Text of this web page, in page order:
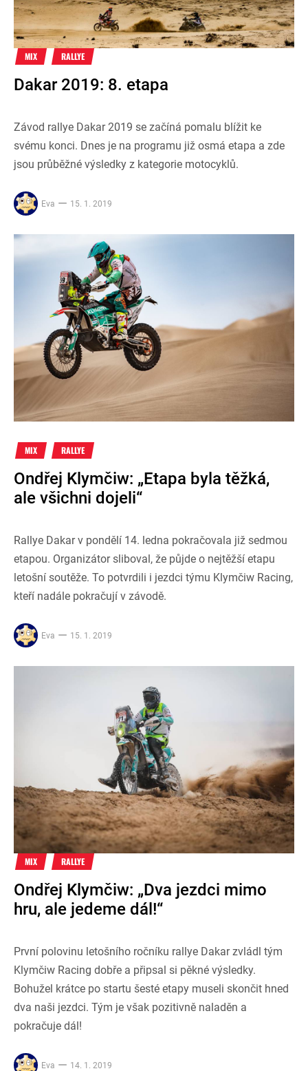
MIX RALLYE
Dakar 2019: 8. etapa
Závod rallye Dakar 2019 se začíná pomalu blížit ke
svému konci. Dnes je na programu již osmá etapa a zde
jsou průběžné výsledky z kategorie motocyklů.
Eva 15. 1. 2019
MIX RALLYE
Ondřej Klymčiw: „Etapa byla těžká,
ale všichni dojeli“
Rallye Dakar v pondělí 14. ledna pokračovala již sedmou
etapou. Organizátor sliboval, že půjde o nejtěžší etapu
letošní soutěže. To potvrdili i jezdci týmu Klymčiw Racing,
kteří nadále pokračují v závodě.
Eva 15. 1. 2019
MIX RALLYE
Ondřej Klymčiw: „Dva jezdci mimo
hru, ale jedeme dál!“
První polovinu letošního ročníku rallye Dakar zvládl tým
Klymčiw Racing dobře a připsal si pěkné výsledky.
Bohužel krátce po startu šesté etapy museli skončit hned
dva naši jezdci. Tým je však pozitivně naladěn a
pokračuje dál!
Eva 14. 1. 2019